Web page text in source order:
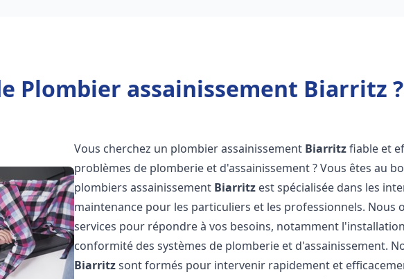
Plombier assainissement Biarritz ?
Vous cherchez un plombier assainissement Biarritzfiable et
problèmes de plomberie et d'assainissement ? Vous êtes au
plombiers assainissement Biarritz est spécialisée dans les
maintenance pour les particuliers et les professionnels. Nous
services pour répondre à vos besoins, notamment
conformité des systèmes de plomberie et d'assainissement.
Biarritzsont formés pour intervenir rapidement et